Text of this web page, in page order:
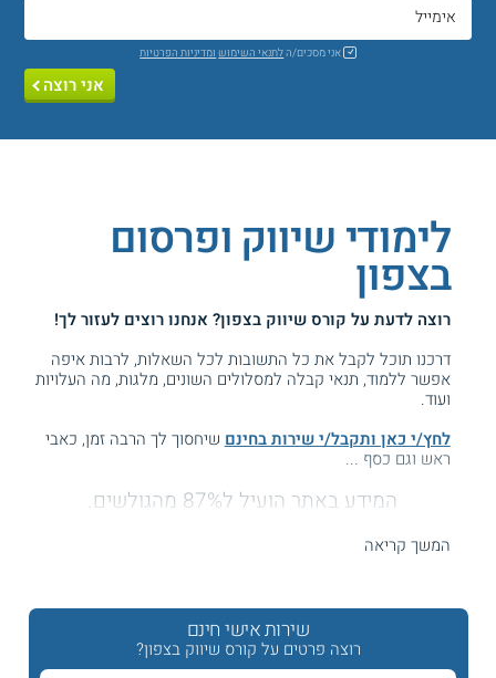
אני מסכים/הלתנאי השימוש ומדיניות הפרטיות
אני רוצה
לימודי שיווק ופרסום
בצפון
רוצה לדעת על קורס שיווק בצפון? אנחנו רוצים לעזור לך!
דרכנו תוכל לקבל את כל התשובות לכל השאלות, לרבות איפה
אפשר ללמוד, תנאי קבלה למסלולים השונים, מלגות, מה העלויות
ועוד.
לחץ/י כאן ותקבל/י שירות בחינם שיחסוך לך הרבה זמן, כאבי
ראש וגם כסף ...
המידע באתר הועיל ל87% מהגולשים.
לימודי שיווק לתעודה בצפון
רוצים ללמוד קורסים בשיווק בחיפה והגליל?
המשך קריאה
שירות אישי חינם
רוצה פרטים על קורס שיווק בצפון?